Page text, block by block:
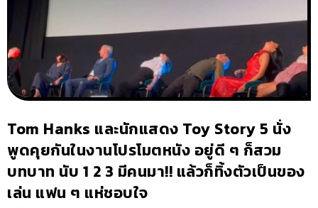
Tom Hanks และนักแสดง Toy Story 5 นั่ง
พูดคุยกันในงานโปรโมตหนัง อยู่ดี ๆ ก็สวม
บทบาท นับ 1 2 3 มีคนมา!! แล้วก็ทิ้งตัวเป็นของ
เล่น แฟน ๆ แห่ชอบใจ